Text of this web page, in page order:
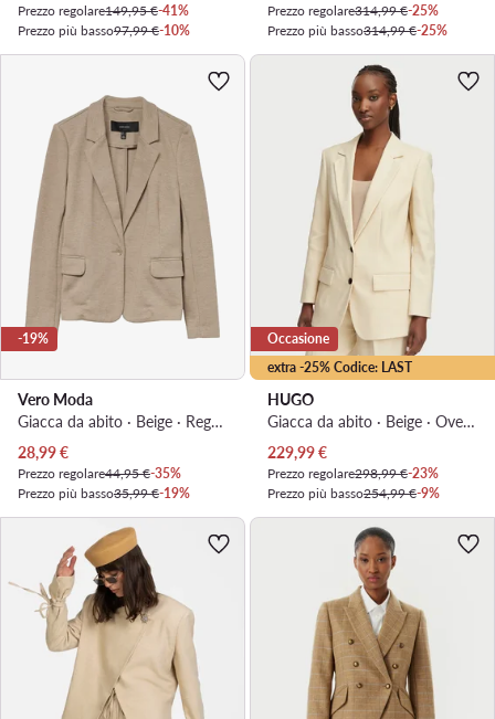
Prezzo regolare149,95 €-41%
Prezzo più basso97,99 €-10%
Prezzo regolare314,99 €-25%
Prezzo più basso314,99 €-25%
-19%
Vero Moda
Giacca da abito · Beige · Regular Fit
Prezzo attuale
28,99€
Prezzo regolare44,95 €-35%
Prezzo più basso35,99 €-19%
extra -25% Codice: LAST
Occasione
HUGO
Giacca da abito · Beige · Oversize
Prezzo attuale
229,99€
Prezzo regolare298,99 €-23%
Prezzo più basso254,99 €-9%